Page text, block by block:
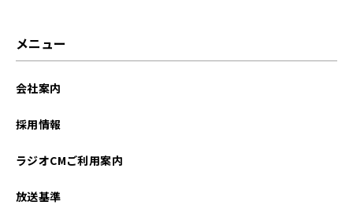
メニュー
会社案内
採用情報
ラジオCMご利用案内
放送基準